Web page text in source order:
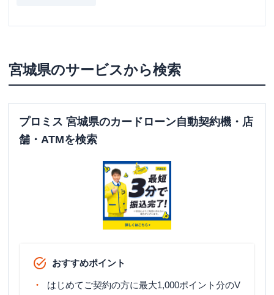
宮城県のサービスから検索
プロミス 宮城県のカードローン自動契約機・店
舗・ATMを検索
おすすめポイント
はじめてご契約の方に最大1,000ポイント分のV